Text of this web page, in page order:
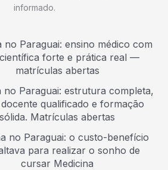
informado.
no Paraguai: ensino médico com
forte e prática real —
matrículas abertas
no Paraguai: estrutura completa,
qualificado e formação
sólida. Matrículas abertas
no Paraguai: o custo-benefício
para realizar o sonho de
cursar Medicina